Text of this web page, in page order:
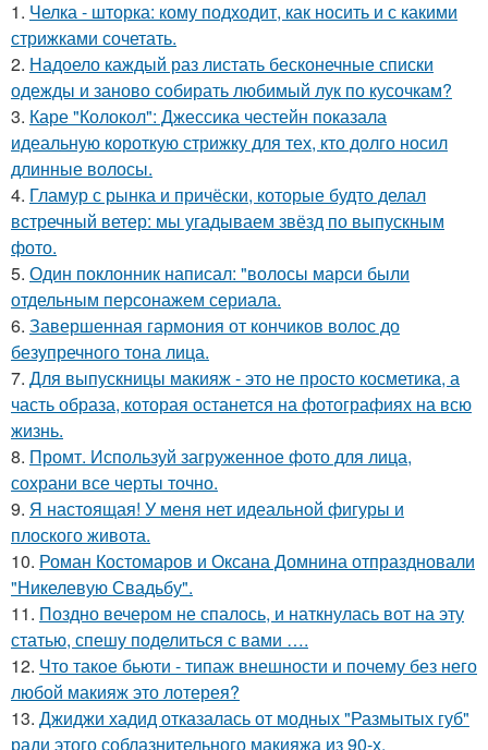
1. Челка - шторка: кому подходит, как носить и с какими
стрижками сочетать.
2. Надоело каждый раз листать бесконечные списки
одежды и заново собирать любимый лук по кусочкам?
3. Каре "Колокол": Джессика честейн показала
идеальную короткую стрижку для тех, кто долго носил
длинные волосы.
4. Гламур с рынка и причёски, которые будто делал
встречный ветер: мы угадываем звёзд по выпускным
фото.
5. Один поклонник написал: "волосы марси были
отдельным персонажем сериала.
6. Завершенная гармония от кончиков волос до
безупречного тона лица.
7. Для выпускницы макияж - это не просто косметика, а
часть образа, которая останется на фотографиях на всю
жизнь.
8. Промт. Используй загруженное фото для лица,
сохрани все черты точно.
9. Я настоящая! У меня нет идеальной фигуры и
плоского живота.
10. Роман Костомаров и Оксана Домнина отпраздновали
"Никелевую Свадьбу".
11. Поздно вечером не спалось, и наткнулась вот на эту
статью, спешу поделиться с вами ….
12. Что такое бьюти - типаж внешности и почему без него
любой макияж это лотерея?
13. Джиджи хадид отказалась от модных "Размытых губ"
ради этого соблазнительного макияжа из 90-х.